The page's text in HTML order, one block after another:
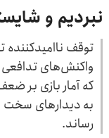
نبردیم و
توقف ناامیدکننده
واکنش‌های تدافعی
که آمار بازی بر
به دیدارهای سخت
رساند.